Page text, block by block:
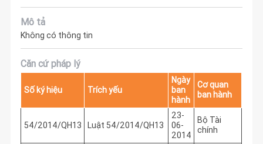
Mô tả
Không có thông tin
Căn cứ pháp lý
Số ký hiệu Trích yếu
Ngày
ban
hành
Cơ quan
ban hành
54/2014/QH13 Luật 54/2014/QH13
23-
06-
2014
Bộ Tài
chính